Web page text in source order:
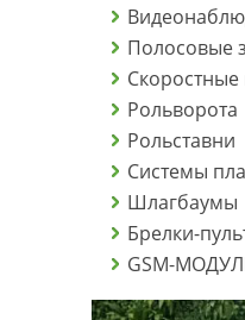
Полосовые
Рольворота
Рольставни
Системы
Шлагбаумы
Брелки-
GSM-